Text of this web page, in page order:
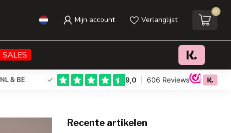
Mijn account Verlanglijst
0
SALES
NL & BE
Recente artikelen